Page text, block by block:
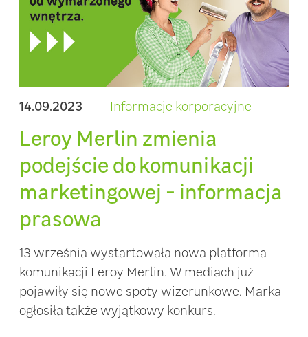
14.09.2023 Informacje korporacyjne
Leroy Merlin zmienia
podejście do komunikacji
marketingowej - informacja
prasowa
13 września wystartowała nowa platforma
komunikacji Leroy Merlin. W mediach już
pojawiły się nowe spoty wizerunkowe. Marka
ogłosiła także wyjątkowy konkurs.